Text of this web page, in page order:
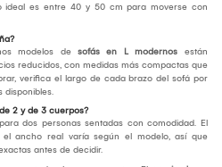
es entre 40 y 50 cm para moverse con
modelos de sofás en L modernos están
reducidos, con medidas más compactas que
verifica el largo de cada brazo del sofá por
disponibles.
2 y de 3 cuerpos?
dos personas sentadas con comodidad. El
el ancho real varía según el modelo, así que
antes de decidir.